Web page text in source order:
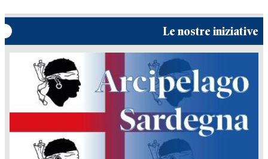
Le nostre iniziative